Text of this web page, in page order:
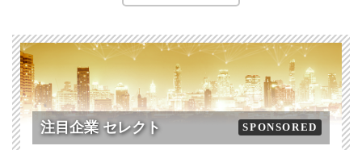
注目企業 セレクト SPONSORED